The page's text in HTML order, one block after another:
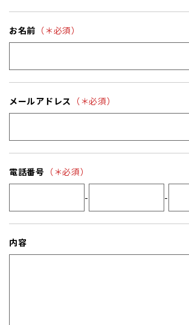
お名前 （＊必須）
メールアドレス （＊必須）
電話番号 （＊必須）
- -
内容